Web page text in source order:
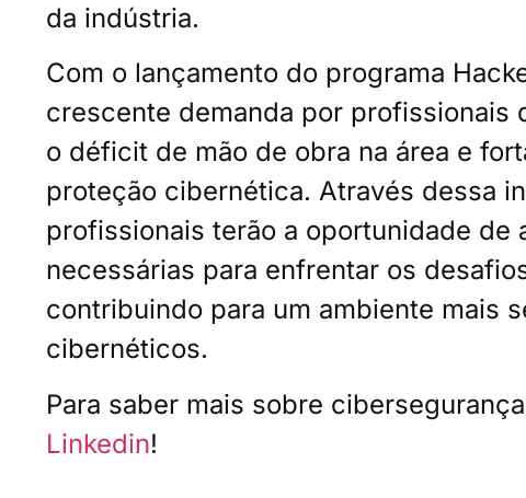
da indústria.
Com o lançamento do programa
crescente demanda por
o déficit de mão de obra na área e
proteção cibernética. Através dessa
profissionais terão a oportunidade
necessárias para enfrentar os
contribuindo para um ambiente mais
cibernéticos.
Para saber mais sobre
Linkedin!